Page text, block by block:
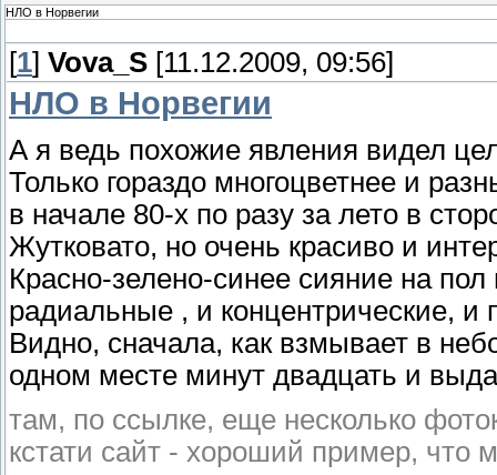
НЛО в Норвегии
[1] Vova_S [11.12.2009, 09:56]
НЛО в Норвегии
А я ведь похожие явления видел
Только гораздо многоцветнее и
в начале 80-х по разу за лето в
Жутковато, но очень красиво и
Красно-зелено-синее сияние на
радиальные , и концентрические, и
Видно, сначала, как взмывает в
одном месте минут двадцать и
там, по ссылке, еще несколько
кстати сайт - хороший пример, что